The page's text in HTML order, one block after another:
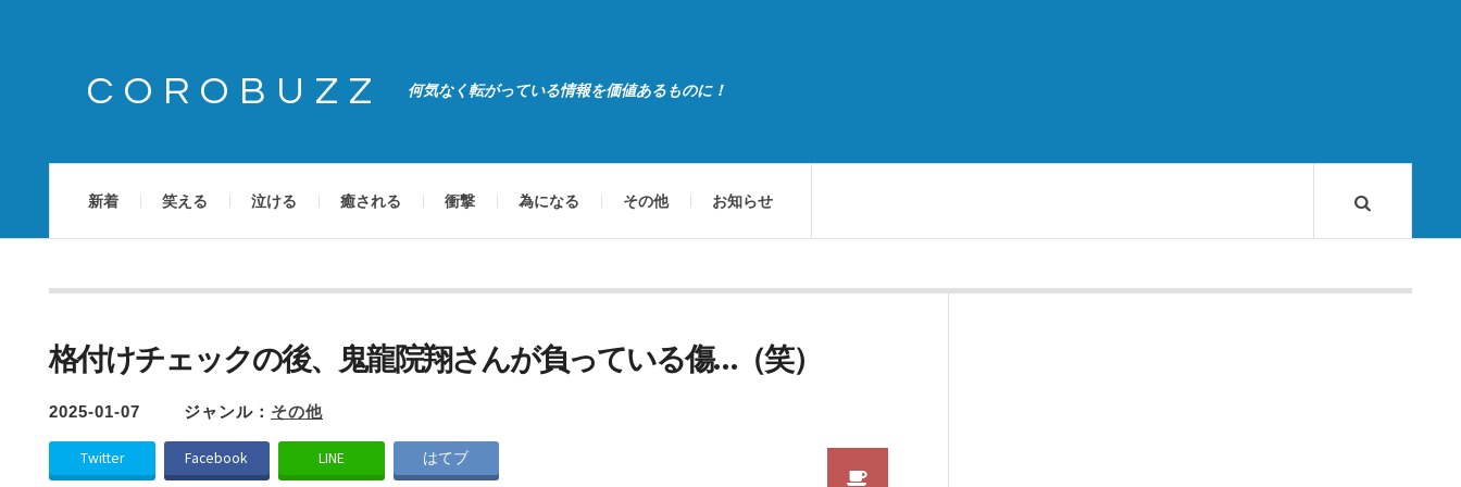
COROBUZZ 何気なく転がっている情報を価値あるものに！
新着 笑える 泣ける 癒される 衝撃 為になる その他 お知らせ
格付けチェックの後、鬼龍院翔さんが負っている傷…（笑）
2025-01-07 ジャンル： その他
Twitter Facebook LINE はてブ